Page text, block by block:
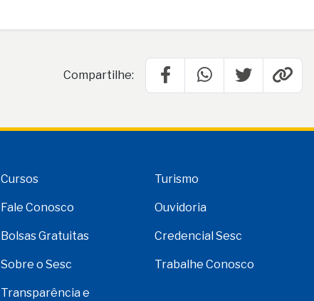
Compartilhe:
Cursos Turismo
Fale Conosco Ouvidoria
Bolsas Gratuitas Credencial Sesc
Sobre o Sesc Trabalhe Conosco
Transparência e